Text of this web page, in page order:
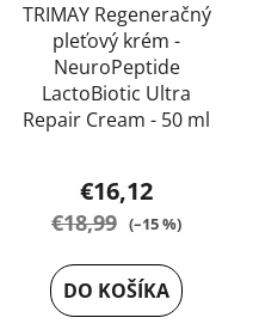
TRIMAY Regeneračný
pleťový krém -
NeuroPeptide
LactoBiotic Ultra
Repair Cream - 50 ml
hodnotenie
produktu
je
5,0
€16,12
€18,99 (–15 %)
DO KOŠÍKA